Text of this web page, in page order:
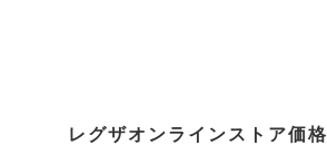
レグザオンラインストア価格